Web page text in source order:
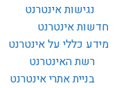
נגישות אינטרנט
חדשות אינטרנט
מידע כללי על אינטרנט
רשת האינטרנט
בניית אתרי אינטרנט